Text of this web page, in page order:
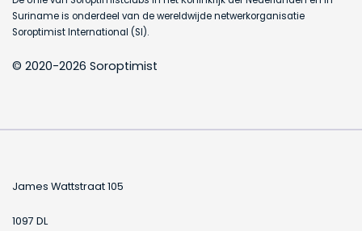
Suriname is onderdeel van de wereldwijde netwerkorganisatie
Soroptimist International (SI).
© 2020-2026 Soroptimist
James Wattstraat 105
1097 DL